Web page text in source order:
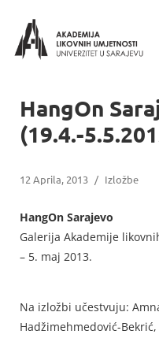
HangOn
(19.4.-
12 Aprila, 2013 / Izložbe
HangOn Sarajevo
Galerija Akademije
– 5. maj 2013.
Na izložbi učestvuju:
Hadžimehmedović-Bekrić,